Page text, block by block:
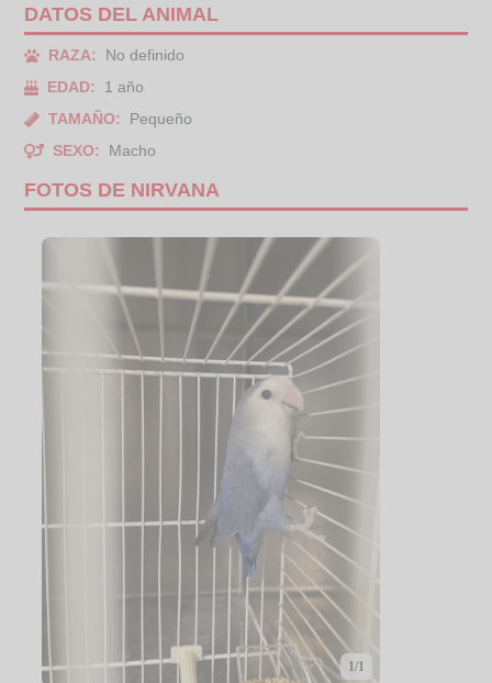
DATOS DEL ANIMAL
RAZA:
No definido
EDAD:
1 año
TAMAÑO:
Pequeño
SEXO:
Macho
FOTOS DE NIRVANA
1/1